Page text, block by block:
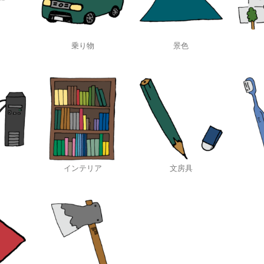
乗り物 景色
インテリア 文房具